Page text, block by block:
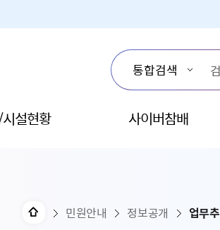
설현황 사이버참배
민원안내 정보공개 업무